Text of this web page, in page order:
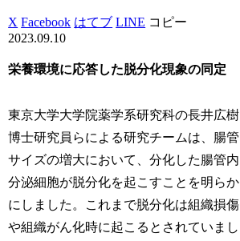
X Facebook はてブ LINE コピー
2023.09.10
栄養環境に応答した脱分化現象の同定
東京大学大学院薬学系研究科の長井広樹
博士研究員らによる研究チームは、腸管
サイズの増大において、分化した腸管内
分泌細胞が脱分化を起こすことを明らか
にしました。これまで脱分化は組織損傷
や組織がん化時に起こるとされていまし